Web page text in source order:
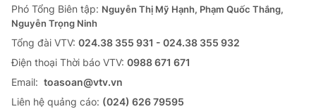
Thị trường
Tư vấn
Lịch phát sóng
Chuyên mục khác
Emagazine Podcast
Phó Tổng Biên tập: Nguyễn Thị Mỹ Hạnh, Phạm Quốc Thắng,
Nguyễn Trọng Ninh
Tổng đài VTV: 024.38 355 931 - 024.38 355 932
Ðiện thoại Thời báo VTV: 0988 671 671
Email: toasoan@vtv.vn
Liên hệ quảng cáo: (024) 626 79595